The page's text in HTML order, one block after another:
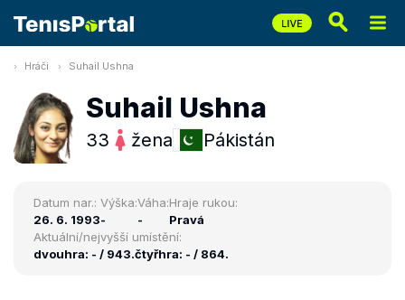
Hráči Suhail Ushna
Suhail Ushna
33 žena Pákistán
Datum nar.:
26. 6. 1993
Výška:
-
Váha:
-
Hraje rukou:
Pravá
Aktuální/nejvyšší umístění:
dvouhra: - / 943.čtyřhra: - / 864.